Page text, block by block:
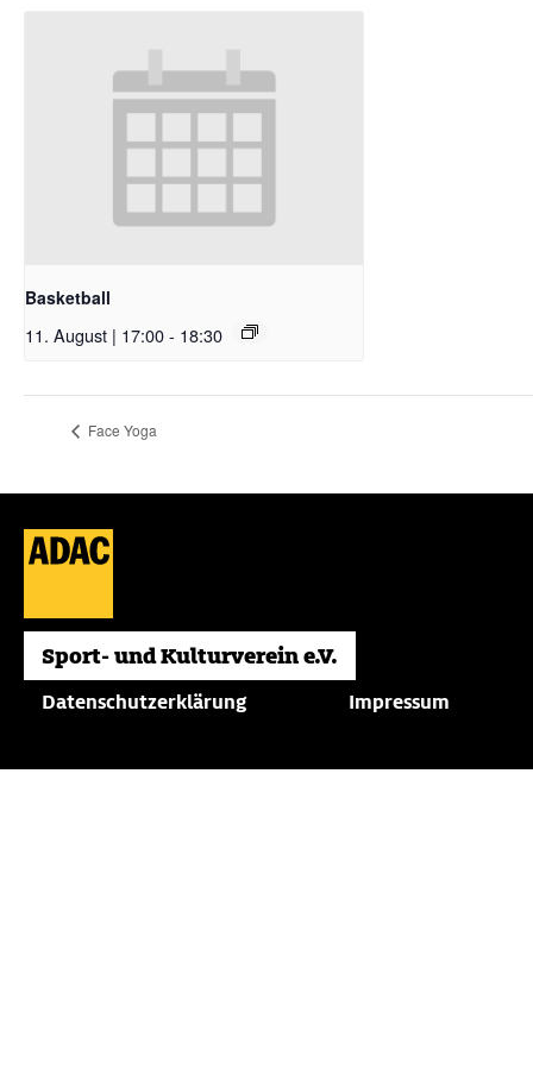
Basketball
11. August | 17:00- 18:30
Face Yoga
Datenschutzerklärung Impressum